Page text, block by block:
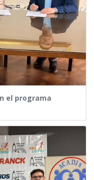
el programa